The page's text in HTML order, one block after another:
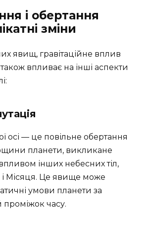
і обертання
зміни
явищ, гравітаційне вплив
впливає на інші аспекти
осі — це повільне обертання
планети, викликане
інших небесних тіл,
Місяця. Це явище може
умови планети за
часу.